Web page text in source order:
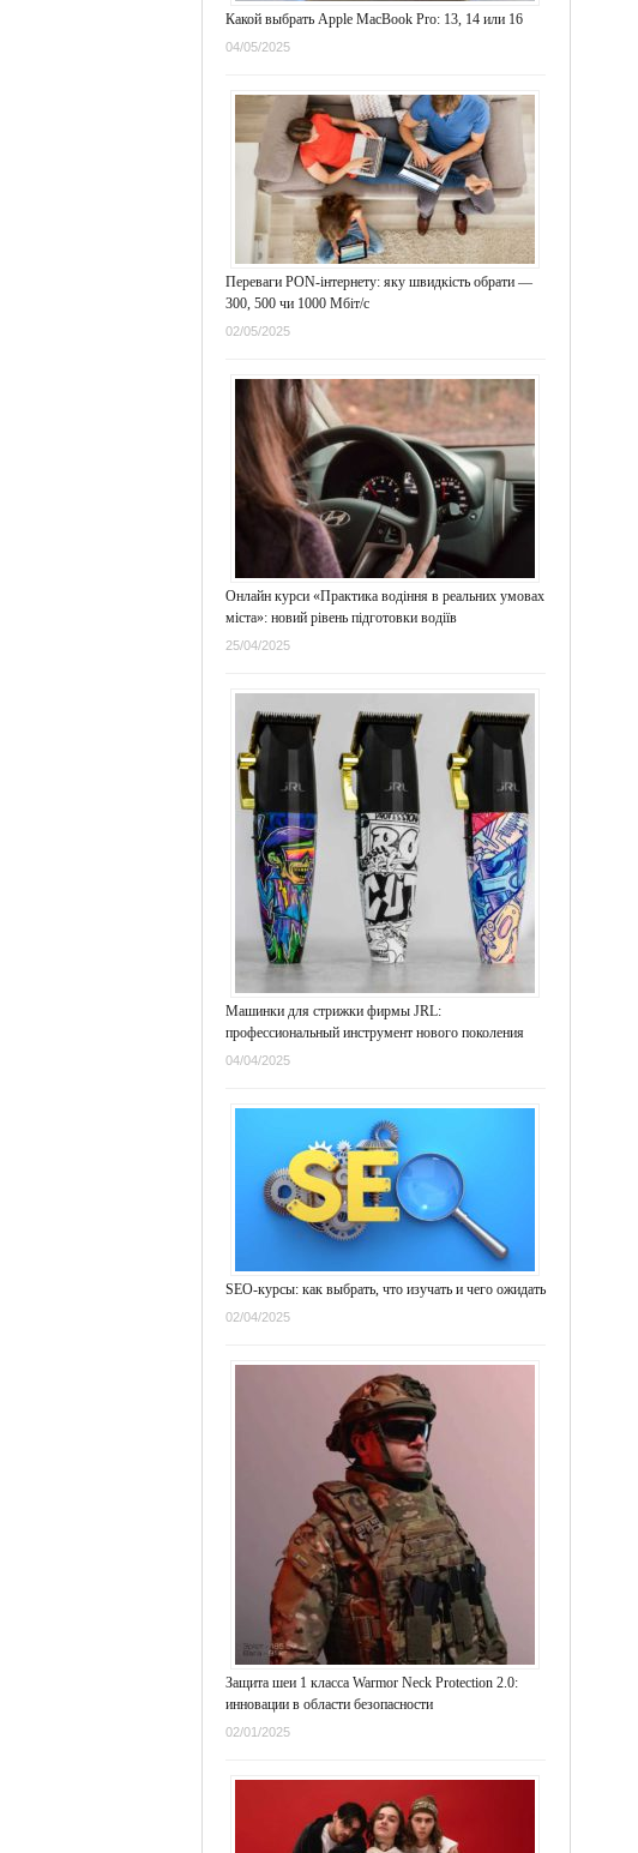
Какой выбрать Apple MacBook Pro: 13, 14 или 16
04/05/2025
Переваги PON-інтернету: яку швидкість обрати —
300, 500 чи 1000 Мбіт/с
02/05/2025
Онлайн курси «Практика водіння в реальних умовах
міста»: новий рівень підготовки водіїв
25/04/2025
Машинки для стрижки фирмы JRL:
профессиональный инструмент нового поколения
04/04/2025
SEO-курсы: как выбрать, что изучать и чего ожидать
02/04/2025
Защита шеи 1 класса Warmor Neck Protection 2.0:
инновации в области безопасности
02/01/2025